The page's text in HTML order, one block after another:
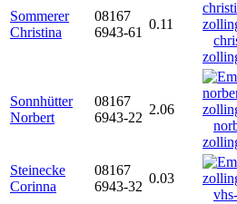
Sommerer
Christina
08167
6943-61
0.11
Sonnhütter
Norbert
08167
6943-22
2.06
Steinecke
Corinna
08167
6943-32
0.03